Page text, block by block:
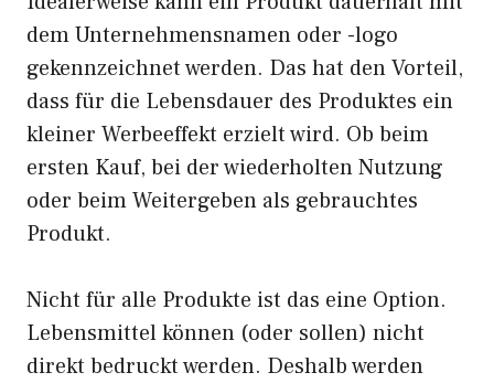
dem Unternehmensnamen oder -logo
gekennzeichnet werden. Das hat den Vorteil,
dass für die Lebensdauer des Produktes ein
kleiner Werbeeffekt erzielt wird. Ob beim
ersten Kauf, bei der wiederholten Nutzung
oder beim Weitergeben als gebrauchtes
Produkt.
Nicht für alle Produkte ist das eine Option.
Lebensmittel können (oder sollen) nicht
direkt bedruckt werden. Deshalb werden